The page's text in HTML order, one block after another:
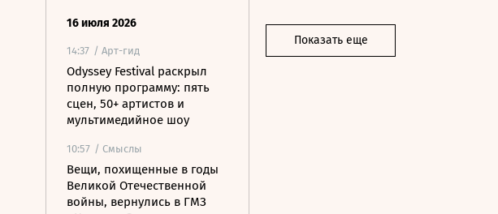
16 июля 2026
14:37 / Арт-гид
Odyssey Festival раскрыл
полную программу: пять
сцен, 50+ артистов и
мультимедийное шоу
10:57 / Смыслы
Вещи, похищенные в годы
Великой Отечественной
войны, вернулись в ГМЗ
Показать еще